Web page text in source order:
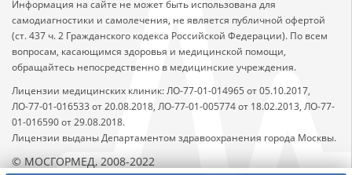
Информация на сайте не может быть использована для
самодиагностики и самолечения, не является публичной офертой
(ст. 437 ч. 2 Гражданского кодекса Российской Федерации). По всем
вопросам, касающимся здоровья и медицинской помощи,
обращайтесь непосредственно в медицинские учреждения.
Лицензии медицинских клиник: ЛО-77-01-014965 от 05.10.2017,
ЛО-77-01-016533 от 20.08.2018, ЛО-77-01-005774 от 18.02.2013, ЛО-77-
01-016590 от 29.08.2018.
Лицензии выданы Департаментом здравоохранения города Москвы.
© МОСГОРМЕД, 2008-2022